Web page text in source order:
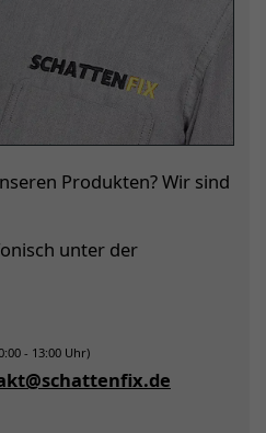
Produkten? Wir sind
unter der
- 13:00 Uhr)